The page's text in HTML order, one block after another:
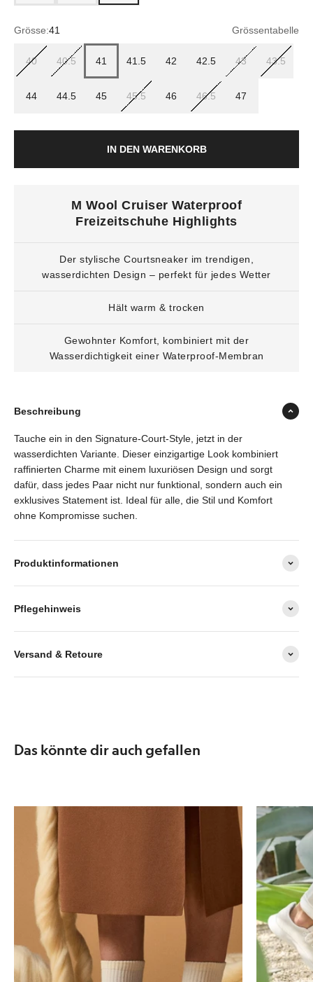
Grösse:41 Grössentabelle
40 40.5 41 41.5 42 42.5 43 43.5
44 44.5 45 45.5 46 46.5 47
IN DEN WARENKORB
M Wool Cruiser Waterproof
Freizeitschuhe Highlights
Der stylische Courtsneaker im trendigen,
wasserdichten Design – perfekt für jedes Wetter
Hält warm & trocken
Gewohnter Komfort, kombiniert mit der
Wasserdichtigkeit einer Waterproof-Membran
Beschreibung
Tauche ein in den Signature-Court-Style, jetzt in der
wasserdichten Variante. Dieser einzigartige Look kombiniert
raffinierten Charme mit einem luxuriösen Design und sorgt
dafür, dass jedes Paar nicht nur funktional, sondern auch ein
exklusives Statement ist. Ideal für alle, die Stil und Komfort
ohne Kompromisse suchen.
Produktinformationen
Pflegehinweis
Versand & Retoure
Das könnte dir auch gefallen